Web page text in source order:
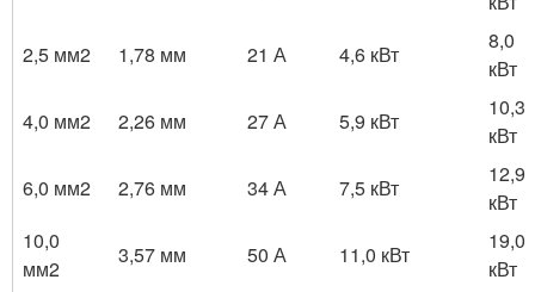
2,5 мм2
1,78 мм 21 А 4,6 кВт
8,0
кВт
4,0 мм2
2,26 мм 27 А 5,9 кВт
10,3
кВт
6,0 мм2
2,76 мм 34 А 7,5 кВт
12,9
кВт
10,0
мм2
3,57 мм 50 А 11,0 кВт
19,0
кВт